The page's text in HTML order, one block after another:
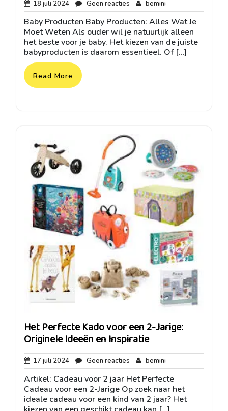
18 juli 202418
juli
2024
Geen reacties Geen
reacties
bemini
Baby Producten Baby Producten: Alles Wat Je
Moet Weten Als ouder wil je natuurlijk alleen
het beste voor je baby. Het kiezen van de juiste
babyproducten is daarom essentieel. Of […]
Read More
Het Perfecte Kado voor een 2-Jarige:
Originele Ideeën en Inspiratie
17 juli 202417
juli
2024
Geen reacties Geen
reacties
bemini
Artikel: Cadeau voor 2 jaar Het Perfecte
Cadeau voor een 2-Jarige Op zoek naar het
ideale cadeau voor een kind van 2 jaar? Het